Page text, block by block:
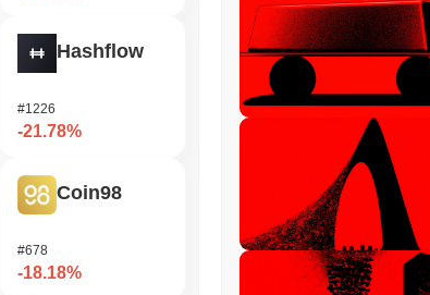
Hashflow
#1226
-21.78%
Coin98
#678
-18.18%